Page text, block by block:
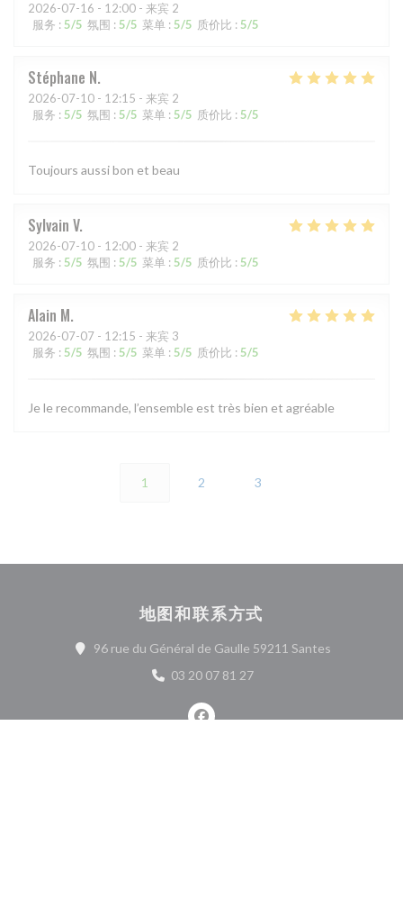
2026-07-16 - 12:00 - 来宾 2
服务 : 5/5 氛围 : 5/5 菜单 : 5/5 质价比 : 5/5
Stéphane N
2026-07-10 - 12:15 - 来宾 2
服务 : 5/5 氛围 : 5/5 菜单 : 5/5 质价比 : 5/5
Toujours aussi bon et beau
Sylvain V
2026-07-10 - 12:00 - 来宾 2
服务 : 5/5 氛围 : 5/5 菜单 : 5/5 质价比 : 5/5
Alain M
2026-07-07 - 12:15 - 来宾 3
服务 : 5/5 氛围 : 5/5 菜单 : 5/5 质价比 : 5/5
Je le recommande, l’ensemble est très bien et agréable
1 2 3
地图和联系方式
96 rue du Général de Gaulle 59211 Santes((在新窗口中
03 20 07 81 27
Facebook ((在新窗口中打开))